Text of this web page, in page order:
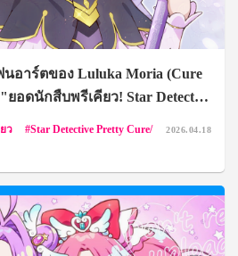
อาร์ตของ Luluka Moria (Cure
ยอดนักสืบพรีเคียว! Star Detective
ว
Star Detective Pretty Cure/
2026.04.18